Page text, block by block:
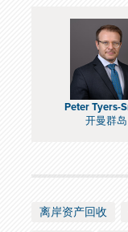
Peter Tyers-
开曼群岛
离岸资产回收